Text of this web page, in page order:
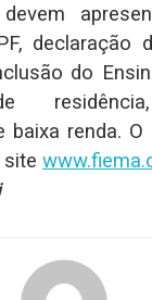
declaração
do
de
baixa renda.
site